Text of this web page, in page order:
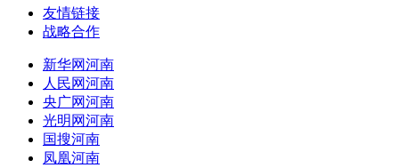
友情链接
战略合作
新华网河南
人民网河南
央广网河南
光明网河南
国搜河南
凤凰河南